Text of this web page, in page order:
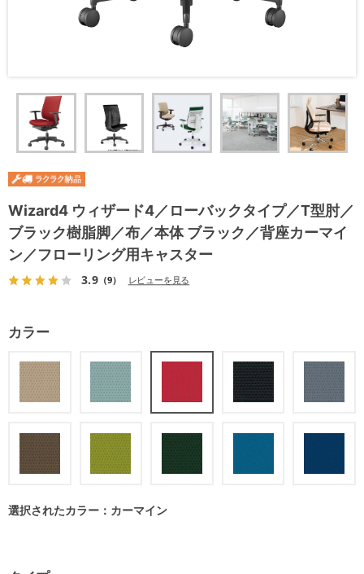
Wizard4 ウィザード4／ローバックタイプ／T型肘／
ブラック樹脂脚／布／本体 ブラック／背座カーマイ
ン／フローリング用キャスター
3.9（9） レビューを見る
カラー
選択されたカラー：カーマイン